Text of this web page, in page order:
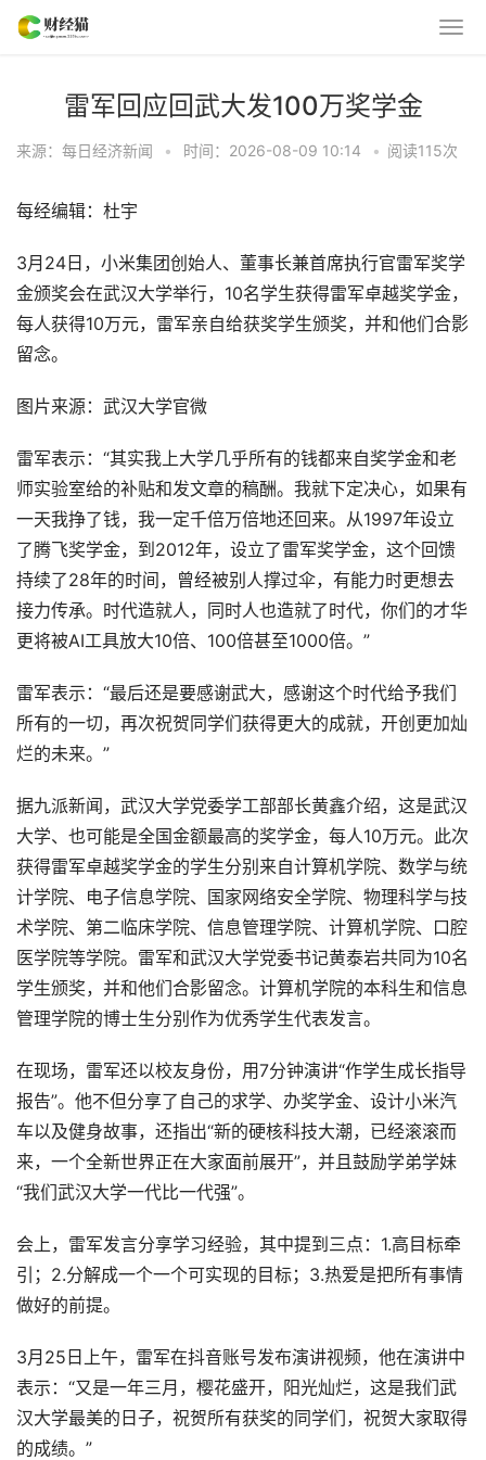
雷军回应回武大发100万奖学金
来源：每日经济新闻 • 时间：2026-08-09 10:14 • 阅读115次
每经编辑：杜宇
3月24日，小米集团创始人、董事长兼首席执行官雷军奖学
金颁奖会在武汉大学举行，10名学生获得雷军卓越奖学金，
每人获得10万元，雷军亲自给获奖学生颁奖，并和他们合影
留念。
图片来源：武汉大学官微
雷军表示：“其实我上大学几乎所有的钱都来自奖学金和老
师实验室给的补贴和发文章的稿酬。我就下定决心，如果有
一天我挣了钱，我一定千倍万倍地还回来。从1997年设立
了腾飞奖学金，到2012年，设立了雷军奖学金，这个回馈
持续了28年的时间，曾经被别人撑过伞，有能力时更想去
接力传承。时代造就人，同时人也造就了时代，你们的才华
更将被AI工具放大10倍、100倍甚至1000倍。”
雷军表示：“最后还是要感谢武大，感谢这个时代给予我们
所有的一切，再次祝贺同学们获得更大的成就，开创更加灿
烂的未来。”
据九派新闻，武汉大学党委学工部部长黄鑫介绍，这是武汉
大学、也可能是全国金额最高的奖学金，每人10万元。此次
获得雷军卓越奖学金的学生分别来自计算机学院、数学与统
计学院、电子信息学院、国家网络安全学院、物理科学与技
术学院、第二临床学院、信息管理学院、计算机学院、口腔
医学院等学院。雷军和武汉大学党委书记黄泰岩共同为10名
学生颁奖，并和他们合影留念。计算机学院的本科生和信息
管理学院的博士生分别作为优秀学生代表发言。
在现场，雷军还以校友身份，用7分钟演讲“作学生成长指导
报告”。他不但分享了自己的求学、办奖学金、设计小米汽
车以及健身故事，还指出“新的硬核科技大潮，已经滚滚而
来，一个全新世界正在大家面前展开”，并且鼓励学弟学妹
“我们武汉大学一代比一代强”。
会上，雷军发言分享学习经验，其中提到三点：1.高目标牵
引；2.分解成一个一个可实现的目标；3.热爱是把所有事情
做好的前提。
3月25日上午，雷军在抖音账号发布演讲视频，他在演讲中
表示：“又是一年三月，樱花盛开，阳光灿烂，这是我们武
汉大学最美的日子，祝贺所有获奖的同学们，祝贺大家取得
的成绩。”